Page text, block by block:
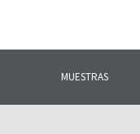
MUESTRAS